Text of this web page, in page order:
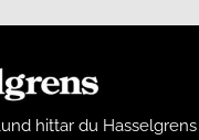
hittar du Hasselgrens